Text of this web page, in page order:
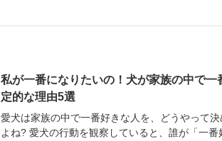
私が一番になりたいの！犬が家族の中で一
定的な理由5選
愛犬は家族の中で一番好きな人を、どうやって
よね? 愛犬の行動を観察していると、誰が「一